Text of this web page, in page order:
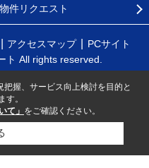
物件リクエスト
アクセスマップ
PCサイト
ト All rights reserved.
握、サービス向上検討を目的と
す。
て」 をご確認ください。